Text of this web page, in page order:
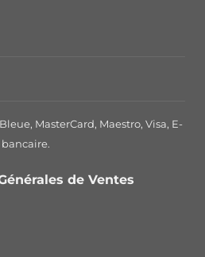
MasterCard, Maestro, Visa, E-
de Ventes